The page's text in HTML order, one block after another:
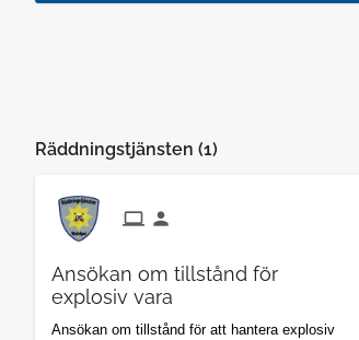
Räddningstjänsten (1)
Ansökan om tillstånd för
explosiv vara
Ansökan om tillstånd för att hantera explosiv